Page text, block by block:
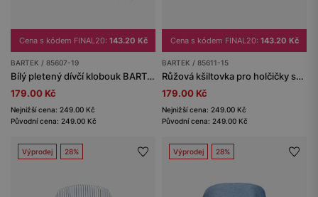
Cena s kódem FINAL20: 143.20 Kč
BARTEK / 85607-19
Bílý pletený dívčí klobouk BARTEK 85607-19
179.00 Kč
Nejnižší cena: 249.00 Kč
Původní cena: 249.00 Kč
Cena s kódem FINAL20: 143.20 Kč
BARTEK / 85611-15
Růžová kšiltovka pro holčičky se flitrovaným srdíčkem BARTEK 85611-15
179.00 Kč
Nejnižší cena: 249.00 Kč
Původní cena: 249.00 Kč
Výprodej 28% Výprodej 28%